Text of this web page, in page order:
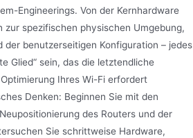
Engineerings. Von der Kernhardware
zur spezifischen physischen Umgebung,
der benutzerseitigen Konfiguration – jedes
Glied“ sein, das die letztendliche
Ihres Wi-Fi erfordert
Denken: Beginnen Sie mit den
des Routers und der
Sie schrittweise Hardware,